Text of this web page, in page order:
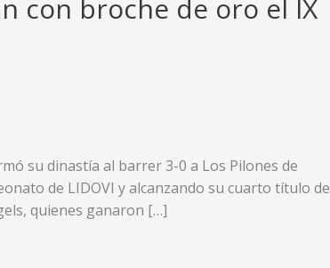
con broche de oro el IX
su dinastía al barrer 3-0 a Los Pilones de
de LIDOVI y alcanzando su cuarto título de
quienes ganaron […]